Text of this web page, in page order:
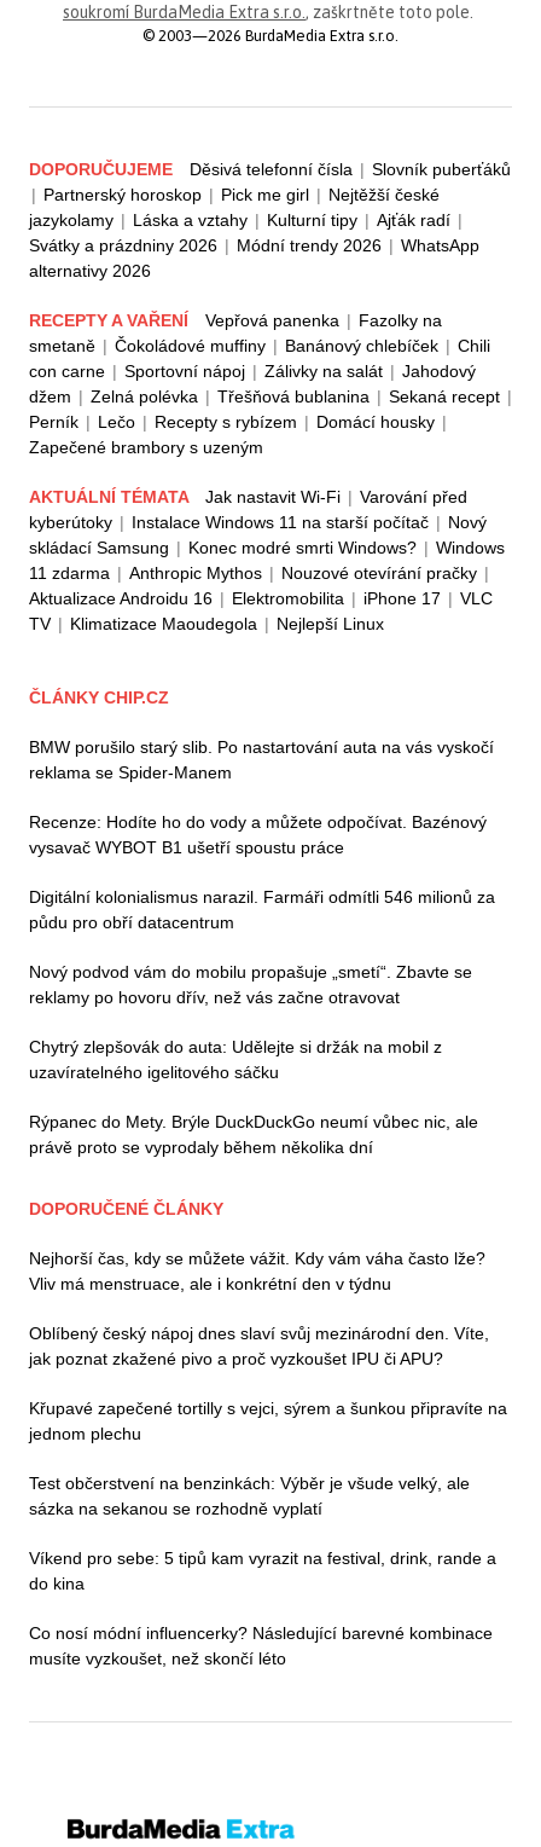
soukromí BurdaMedia Extra s.r.o. , zaškrtněte toto pole.
© 2003—2026 BurdaMedia Extra s.r.o.
DOPORUČUJEME Děsivá telefonní čísla | Slovník puberťáků
| Partnerský horoskop | Pick me girl | Nejtěžší české
jazykolamy | Láska a vztahy | Kulturní tipy | Ajťák radí |
Svátky a prázdniny 2026 | Módní trendy 2026 | WhatsApp
alternativy 2026
RECEPTY A VAŘENÍ Vepřová panenka | Fazolky na
smetaně | Čokoládové muffiny | Banánový chlebíček | Chili
con carne | Sportovní nápoj | Zálivky na salát | Jahodový
džem | Zelná polévka | Třešňová bublanina | Sekaná recept |
Perník | Lečo | Recepty s rybízem | Domácí housky |
Zapečené brambory s uzeným
AKTUÁLNÍ TÉMATA Jak nastavit Wi-Fi | Varování před
kyberútoky | Instalace Windows 11 na starší počítač | Nový
skládací Samsung | Konec modré smrti Windows? | Windows
11 zdarma | Anthropic Mythos | Nouzové otevírání pračky |
Aktualizace Androidu 16 | Elektromobilita | iPhone 17 | VLC
TV | Klimatizace Maoudegola | Nejlepší Linux
ČLÁNKY CHIP.CZ
BMW porušilo starý slib. Po nastartování auta na vás vyskočí
reklama se Spider-Manem
Recenze: Hodíte ho do vody a můžete odpočívat. Bazénový
vysavač WYBOT B1 ušetří spoustu práce
Digitální kolonialismus narazil. Farmáři odmítli 546 milionů za
půdu pro obří datacentrum
Nový podvod vám do mobilu propašuje „smetí“. Zbavte se
reklamy po hovoru dřív, než vás začne otravovat
Chytrý zlepšovák do auta: Udělejte si držák na mobil z
uzavíratelného igelitového sáčku
Rýpanec do Mety. Brýle DuckDuckGo neumí vůbec nic, ale
právě proto se vyprodaly během několika dní
DOPORUČENÉ ČLÁNKY
Nejhorší čas, kdy se můžete vážit. Kdy vám váha často lže?
Vliv má menstruace, ale i konkrétní den v týdnu
Oblíbený český nápoj dnes slaví svůj mezinárodní den. Víte,
jak poznat zkažené pivo a proč vyzkoušet IPU či APU?
Křupavé zapečené tortilly s vejci, sýrem a šunkou připravíte na
jednom plechu
Test občerstvení na benzinkách: Výběr je všude velký, ale
sázka na sekanou se rozhodně vyplatí
Víkend pro sebe: 5 tipů kam vyrazit na festival, drink, rande a
do kina
Co nosí módní influencerky? Následující barevné kombinace
musíte vyzkoušet, než skončí léto